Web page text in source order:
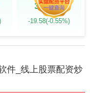
3515.56
-19.58(-0.55%)
件_线上股票配资炒